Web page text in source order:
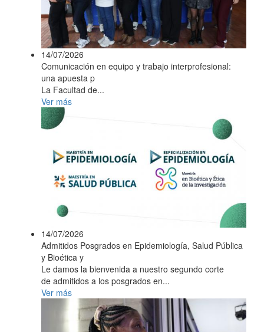
14/07/2026
Comunicación en equipo y trabajo interprofesional:
una apuesta p
La Facultad de...
Ver más
14/07/2026
Admitidos Posgrados en Epidemiología, Salud Pública
y Bioética y
Le damos la bienvenida a nuestro segundo corte
de admitidos a los posgrados en...
Ver más